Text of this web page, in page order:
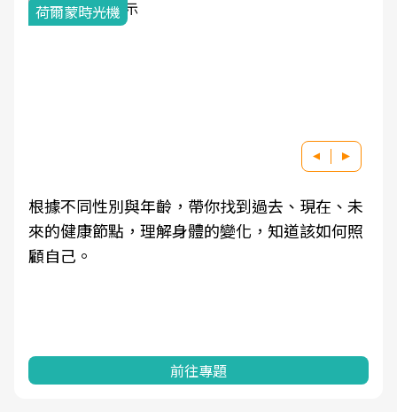
荷爾蒙時光機
根據不同性別與年齡，帶你找到過去、現在、未
來的健康節點，理解身體的變化，知道該如何照
顧自己。
前往專題